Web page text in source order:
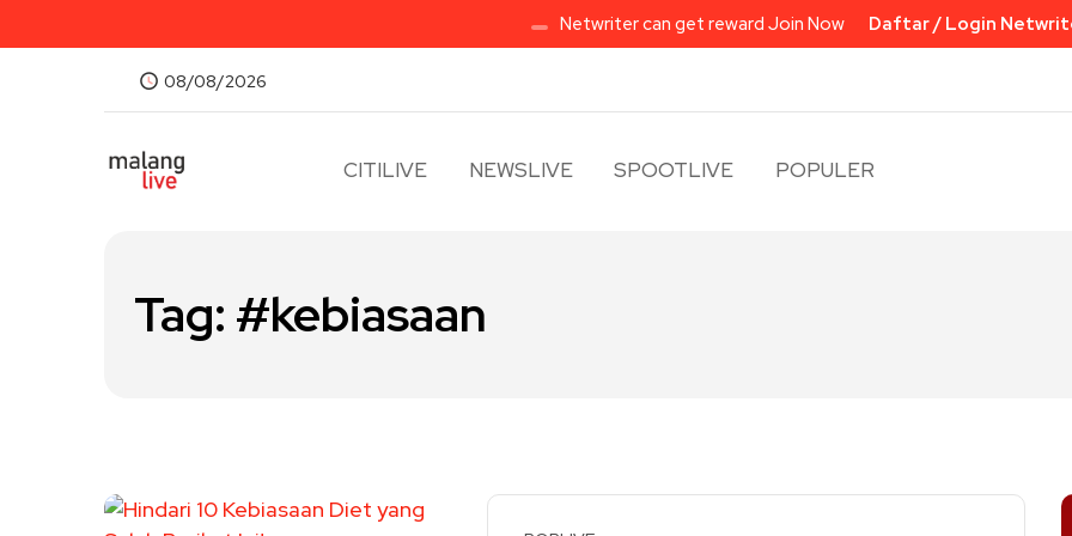
Netwriter can get reward Join Now Daftar / Login
08/08/2026
CITILIVE NEWSLIVE SPOOTLIVE POPULER
Tag: #kebiasaan